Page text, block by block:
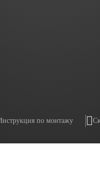
по монтажу